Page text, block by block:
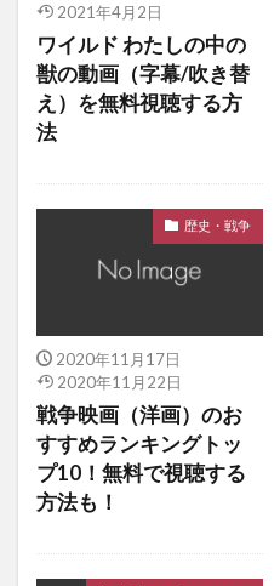
2021年4月2日
ワイルド わたしの中の
獣の動画（字幕/吹き替
え）を無料視聴する方
法
歴史・戦争
2020年11月17日
2020年11月22日
戦争映画（洋画）のお
すすめランキングトッ
プ10！無料で視聴する
方法も！